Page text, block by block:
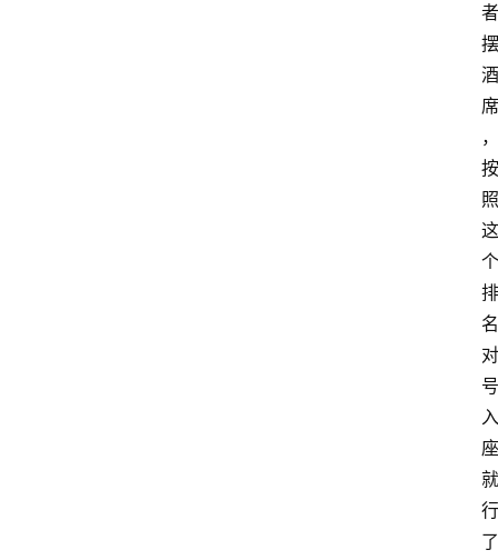
者
摆
酒
席
，
按
照
这
个
排
名
对
号
入
座
就
行
了